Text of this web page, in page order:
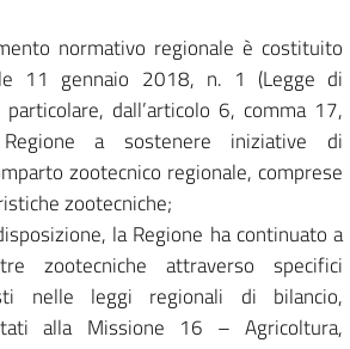
normativo regionale è costituito
11 gennaio 2018, n. 1 (Legge di
dall’articolo 6, comma 17,
a sostenere iniziative di
zootecnico regionale, comprese
zootecniche;
la Regione ha continuato a
zootecniche attraverso specifici
nelle leggi regionali di bilancio,
alla Missione 16 – Agricoltura,